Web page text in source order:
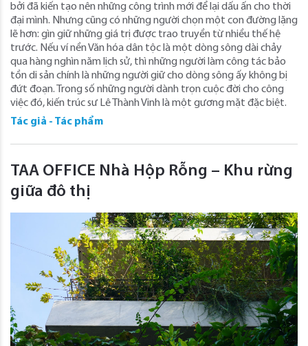
bởi đã kiến tạo nên những công trình mới để lại dấu ấn cho thời
đại mình. Nhưng cũng có những người chọn một con đường lặng
lẽ hơn: gìn giữ những giá trị được trao truyền từ nhiều thế hệ
trước. Nếu ví nền Văn hóa dân tộc là một dòng sông dài chảy
qua hàng nghìn năm lịch sử, thì những người làm công tác bảo
tồn di sản chính là những người giữ cho dòng sông ấy không bị
đứt đoạn. Trong số những người dành trọn cuộc đời cho công
việc đó, kiến trúc sư Lê Thành Vinh là một gương mặt đặc biệt.
Tác giả - Tác phẩm
TAA OFFICE Nhà Hộp Rỗng – Khu rừng
giữa đô thị